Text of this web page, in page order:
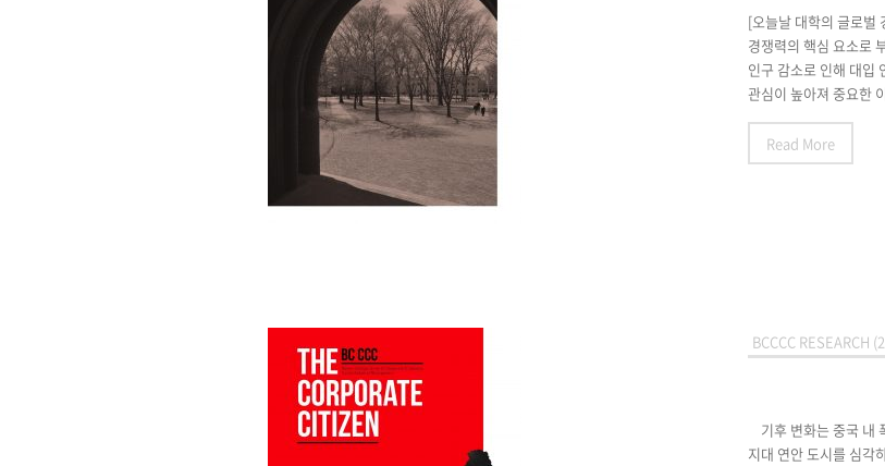
[오늘날 대학의 글로벌
경쟁력의 핵심 요소로
인구 감소로 인해 대입
관심이 높아져 중요한
Read More
BCCCC RESEARCH
기후 변화는 중국 내
지대 연안 도시를 심각